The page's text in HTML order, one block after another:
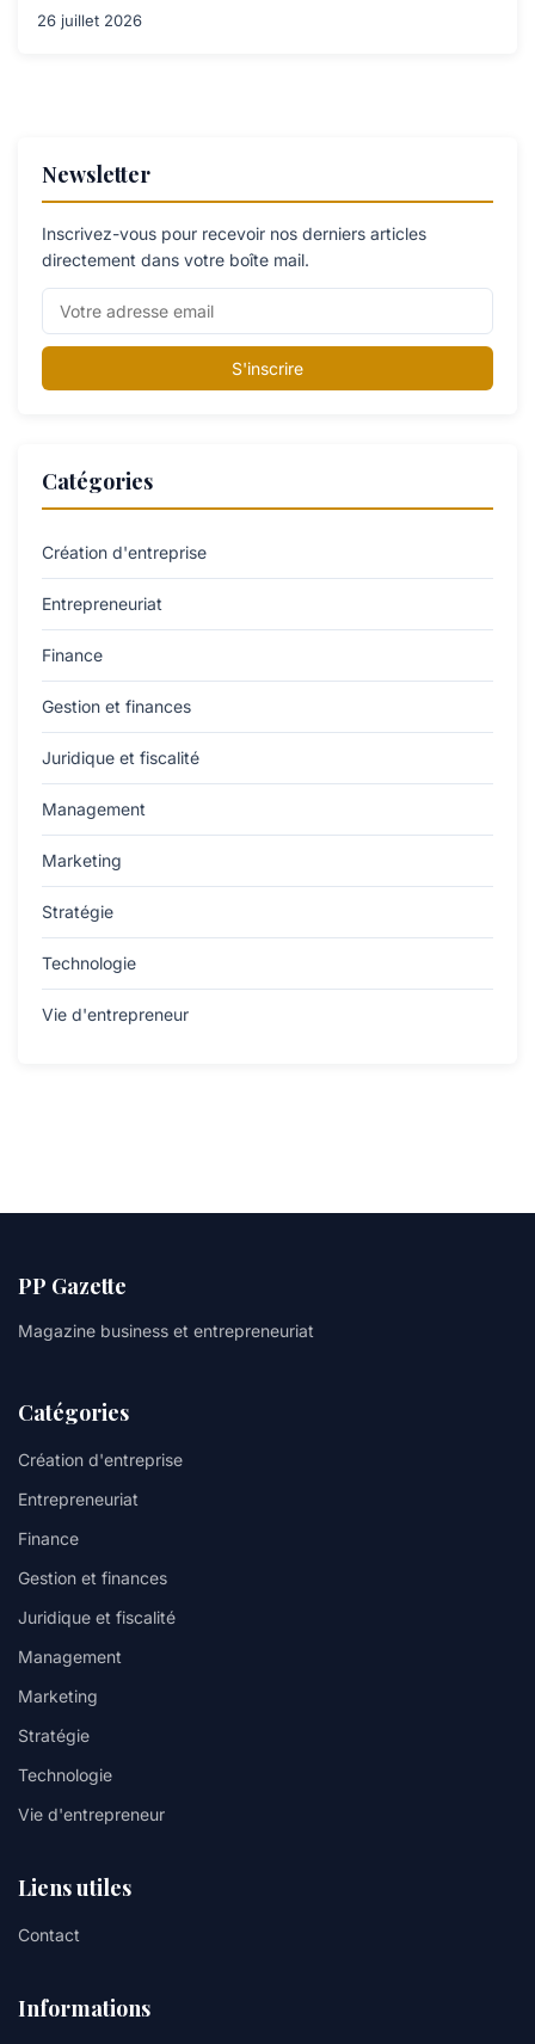
26 juillet 2026
Newsletter
Inscrivez-vous pour recevoir nos derniers articles
directement dans votre boîte mail.
S'inscrire
Catégories
Création d'entreprise
Entrepreneuriat
Finance
Gestion et finances
Juridique et fiscalité
Management
Marketing
Stratégie
Technologie
Vie d'entrepreneur
PP Gazette
Magazine business et entrepreneuriat
Catégories
Création d'entreprise
Entrepreneuriat
Finance
Gestion et finances
Juridique et fiscalité
Management
Marketing
Stratégie
Technologie
Vie d'entrepreneur
Liens utiles
Contact
Informations